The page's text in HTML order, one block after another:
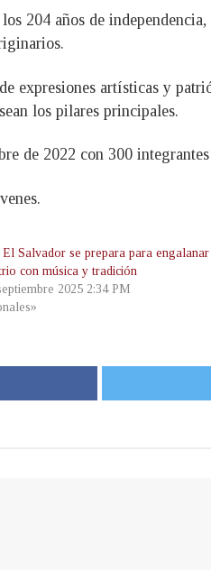
204 años de
expresiones artísticas y
los pilares principales.
de 2022 con 300
Salvador se prepara para
con música y tradición
2025 2:34 PM